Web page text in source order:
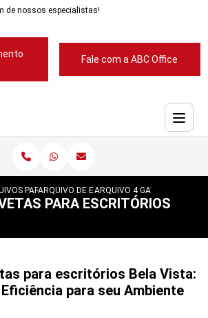
de nossos especialistas!
Fale com a ABC Office
PARA ESCRITORIOS
ARQUIVO DE ESCRITORIOSARQUIVO 4 GAVETAS PARA
PARA ESCRITÓRIOS
para escritórios Bela Vista:
para seu Ambiente